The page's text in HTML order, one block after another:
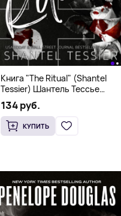
Книга "The Ritual" (Shantel
Tessier) Шантель Тессье
Экстремальный дарк-
романс бестселлер (18+)
134 руб.
КУПИТЬ